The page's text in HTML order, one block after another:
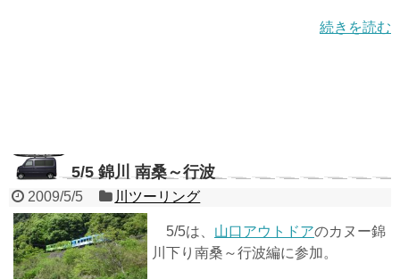
続きを読む
5/5 錦川 南桑～行波
2009/5/5 川ツーリング
5/5は、 山口アウトドアのカヌー錦
川下り南桑～行波編に参加。